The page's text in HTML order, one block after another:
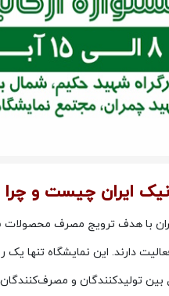
ایران چیست و
با هدف ترویج مصرف
دارند. این نمایشگاه
تولیدکنندگان و